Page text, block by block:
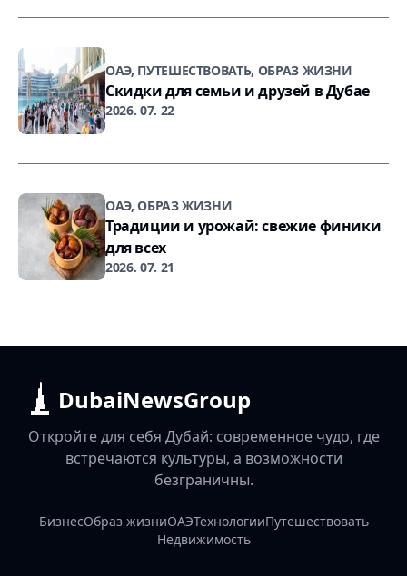
ОАЭ, ПУТЕШЕСТВОВАТЬ, ОБРАЗ ЖИЗНИ
Скидки для семьи и друзей в Дубае
2026. 07. 22
ОАЭ, ОБРАЗ ЖИЗНИ
Традиции и урожай: свежие финики
для всех
2026. 07. 21
DubaiNewsGroup
Откройте для себя Дубай: современное чудо, где
встречаются культуры, а возможности
безграничны.
БизнесОбраз жизниОАЭТехнологииПутешествовать
Недвижимость